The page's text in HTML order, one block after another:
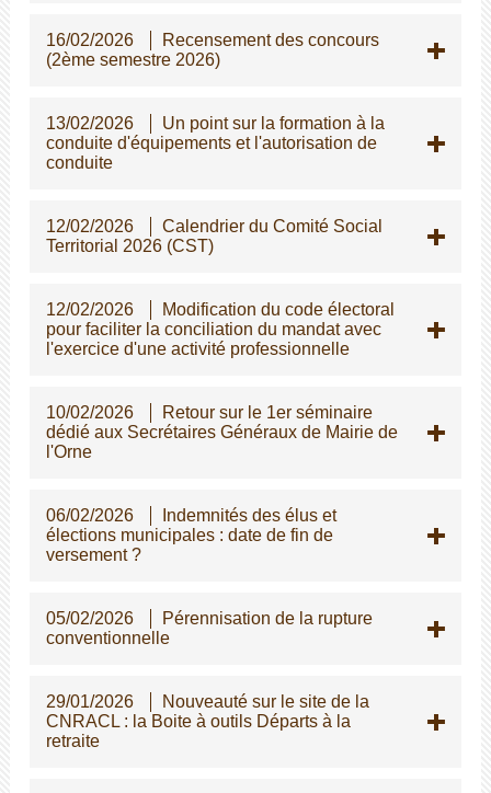
16/02/2026
Recensement des concours
(2ème semestre 2026)
13/02/2026
Un point sur la formation à la
conduite d'équipements et l'autorisation de
conduite
12/02/2026
Calendrier du Comité Social
Territorial 2026 (CST)
12/02/2026
Modification du code électoral
pour faciliter la conciliation du mandat avec
l'exercice d'une activité professionnelle
10/02/2026
Retour sur le 1er séminaire
dédié aux Secrétaires Généraux de Mairie de
l'Orne
06/02/2026
Indemnités des élus et
élections municipales : date de fin de
versement ?
05/02/2026
Pérennisation de la rupture
conventionnelle
29/01/2026
Nouveauté sur le site de la
CNRACL : la Boite à outils Départs à la
retraite